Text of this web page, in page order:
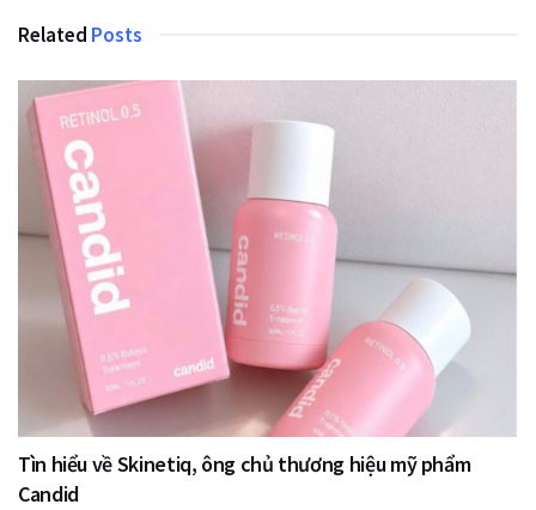
Related Posts
Tìn hiểu về Skinetiq, ông chủ thương hiệu mỹ phẩm
Candid